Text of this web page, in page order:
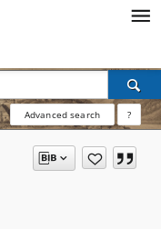
Advanced search ?